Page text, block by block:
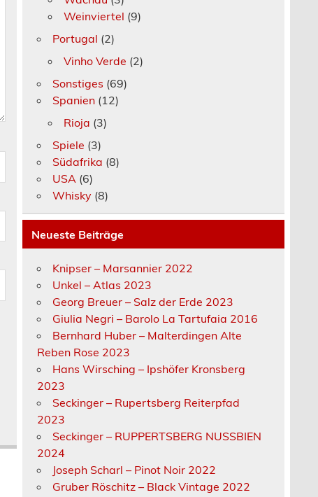
Weinviertel (9)
Portugal (2)
Vinho Verde (2)
Sonstiges (69)
Spanien (12)
Rioja (3)
Spiele (3)
Südafrika (8)
USA (6)
Whisky (8)
Neueste Beiträge
Knipser – Marsannier 2022
Unkel – Atlas 2023
Georg Breuer – Salz der Erde 2023
Giulia Negri – Barolo La Tartufaia 2016
Bernhard Huber – Malterdingen Alte
Reben Rose 2023
Hans Wirsching – Ipshöfer Kronsberg
2023
Seckinger – Rupertsberg Reiterpfad
2023
Seckinger – RUPPERTSBERG NUSSBIEN
2024
Joseph Scharl – Pinot Noir 2022
Gruber Röschitz – Black Vintage 2022